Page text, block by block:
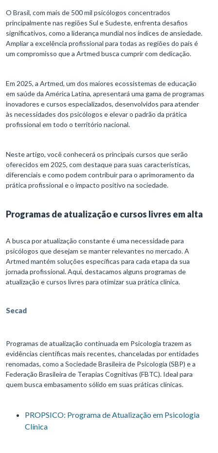
O Brasil, com mais de 500 mil psicólogos concentrados
principalmente nas regiões Sul e Sudeste, enfrenta desafios
significativos, como a liderança mundial nos índices de ansiedade.
Ampliar a excelência profissional para todas as regiões do país é
um compromisso que a Artmed busca cumprir com dedicação.
Em 2025, a Artmed, um dos maiores ecossistemas de educação
em saúde da América Latina, apresentará uma gama de programas
inovadores e cursos especializados, desenvolvidos para atender
às necessidades dos psicólogos e elevar o padrão da prática
profissional em todo o território nacional.
Neste artigo, você conhecerá os principais cursos que serão
oferecidos em 2025, com destaque para suas características,
diferenciais e como podem contribuir para o aprimoramento da
prática profissional e o impacto positivo na sociedade.
Programas de atualização e cursos livres em alta
A busca por atualização constante é uma necessidade para
psicólogos que desejam se manter relevantes no mercado. A
Artmed mantém soluções específicas para cada etapa da sua
jornada profissional. Aqui, destacamos alguns programas de
atualização e cursos livres para otimizar sua prática clínica.
Secad
Programas de atualização continuada em Psicologia trazem as
evidências científicas mais recentes, chanceladas por entidades
renomadas, como a Sociedade Brasileira de Psicologia (SBP) e a
Federação Brasileira de Terapias Cognitivas (FBTC). Ideal para
quem busca embasamento sólido em suas práticas clínicas.
PROPSICO: Programa de Atualização em Psicologia
Clínica